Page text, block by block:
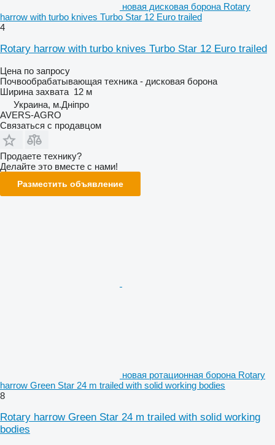
новая дисковая борона Rotary
harrow with turbo knives Turbo Star 12 Euro trailed
4
Rotary harrow with turbo knives Turbo Star 12 Euro trailed
Цена по запросу
Почвообрабатывающая техника - дисковая борона
Ширина захвата 12 м
Украина, м.Дніпро
AVERS-AGRO
Связаться с продавцом
Продаете технику?
Делайте это вместе с нами!
Разместить объявление
новая ротационная борона Rotary
harrow Green Star 24 m trailed with solid working bodies
8
Rotary harrow Green Star 24 m trailed with solid working
bodies